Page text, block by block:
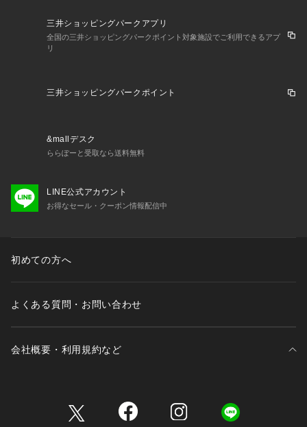
－ BRAND CONCEPT －
のミックススタイルを提案します。
▼商品のお気に入り登録
完売しているカラーの再入荷通知や、ラスト1点、セールの通
▼ブランドのお気に入り登録
新商品や再入荷など、いち早くブランドの情報を受け取ること
※照明の関係により、実際よりも色味が違って見える場合があ
三井ショッピングパークアプリ
全国の三井ショッピングパークポイント対象施設でご利用できるアプ
リ
三井ショッピングパークポイント
&mallデスク
ららぽーと受取なら送料無料
LINE公式アカウント
お得なセール・クーポン情報配信中
初めての方へ
よくある質問・お問い合わせ
会社概要・利用規約など